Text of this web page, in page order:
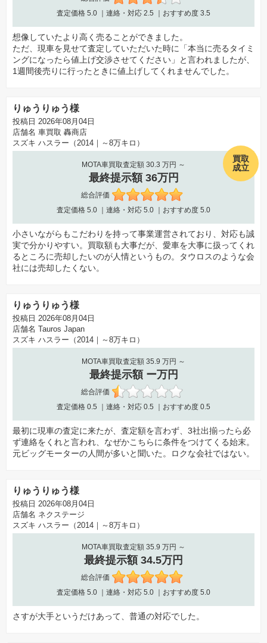
査定価格 5.0 ｜連絡・対応 2.5 ｜おすすめ度 3.5
想像していたより高く売ることができました。
ただ、現車を見せて査定していただいた時に「本当に売るタイミ
ングになったら値上げ交渉させてください」と言われましたが、
1週間後売りに行ったときに値上げしてくれませんでした。
りゅうりゅう様
投稿日 2026年08月04日
店舗名 車買取 轟商店
スズキ ハスラー（2014｜～8万キロ）
買取
成立
MOTA車買取査定額 30.3 万円 ～
最終提示額 36万円
総合評価
査定価格 5.0 ｜連絡・対応 5.0 ｜おすすめ度 5.0
小さいながらもこだわりを持って事業運営されており、対応も誠
実で分かりやすい。買取額も大事だが、愛車を大事に扱ってくれ
るところに売却したいのが人情というもの。タウロスのような会
社には売却したくない。
りゅうりゅう様
投稿日 2026年08月04日
店舗名 Tauros Japan
スズキ ハスラー（2014｜～8万キロ）
MOTA車買取査定額 35.9 万円 ～
最終提示額 ー万円
総合評価
査定価格 0.5 ｜連絡・対応 0.5 ｜おすすめ度 0.5
最初に現車の査定に来たが、査定額を言わず、3社出揃ったら必
ず連絡をくれと言われ、なぜかこちらに条件をつけてくる始末。
元ビッグモーターの人間が多いと聞いた。ロクな会社ではない。
りゅうりゅう様
投稿日 2026年08月04日
店舗名 ネクステージ
スズキ ハスラー（2014｜～8万キロ）
MOTA車買取査定額 35.9 万円 ～
最終提示額 34.5万円
総合評価
査定価格 5.0 ｜連絡・対応 5.0 ｜おすすめ度 5.0
さすが大手というだけあって、普通の対応でした。